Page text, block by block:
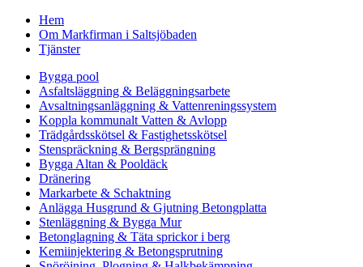
Hem
Om Markfirman i Saltsjöbaden
Tjänster
Bygga pool
Asfaltsläggning & Beläggningsarbete
Avsaltningsanläggning & Vattenreningssystem
Koppla kommunalt Vatten & Avlopp
Trädgårdsskötsel & Fastighetsskötsel
Stenspräckning & Bergsprängning
Bygga Altan & Pooldäck
Dränering
Markarbete & Schaktning
Anlägga Husgrund & Gjutning Betongplatta
Stenläggning & Bygga Mur
Betonglagning & Täta sprickor i berg
Kemiinjektering & Betongsprutning